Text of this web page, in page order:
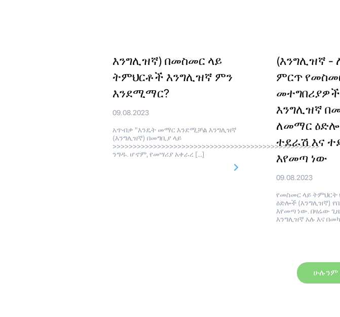
እንግሊዝኛ) በመስመር ላይ
ትምህርቶች እንግሊዝኛ ምን
እንደሚማር?
09.08.2023
አጥብቃ "እንዴት መማር እንደሚቻል እንግሊዝኛ
(እንግሊዝኛ) በመግቢያ ላይ
>>>>>>>>>>>>>>>>>>>>>>>>>>>>>>>>>>>>>>>>>>>>>>>>>>>
ንግዱ. ሆኖም, የመሣሪያ አቀራረ […]
(እንግሊዝኛ -
ምርጥ
እንግሊዝኛ
ለመማር
ተደራሽ እና
እየመጣ ነው
09.08.2023
የመስመር ላይ
ዕድሎች (እንግሊዝኛ)
እየመጣ ነው. በዛሬው
እንግሊዝኛ አሉ እና
ሁሉንም